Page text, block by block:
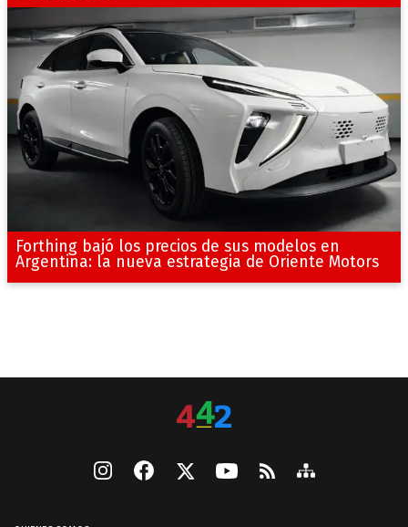
Forthing bajó los precios de sus modelos en
Argentina: la nueva estrategia de Oriente Motors